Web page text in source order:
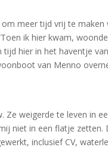
meer tijd vrij te
ik hier kwam,
hier in het haventje
van Menno
weigerde te leven in
niet in een flatje
inclusief CV,